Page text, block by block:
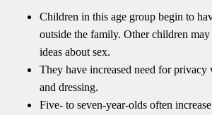
Children in this age group begin to
outside the family. Other children
ideas about sex.
They have increased need for privacy
and dressing.
Five- to seven-year-olds often